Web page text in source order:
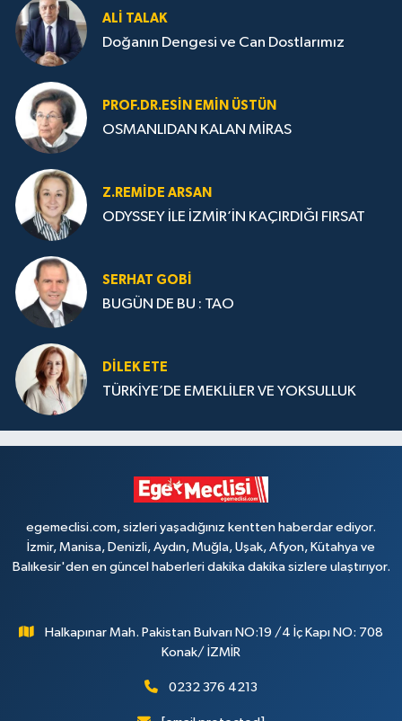
ALI TALAK
Doğanın Dengesi ve Can Dostlarımız
PROF.DR.ESIN EMIN ÜSTÜN
OSMANLIDAN KALAN MİRAS
Z.REMIDE ARSAN
ODYSSEY İLE İZMİR’İN KAÇIRDIĞI FIRSAT
SERHAT GOBİ
BUGÜN DE BU : TAO
DILEK ETE
TÜRKİYE’DE EMEKLİLER VE YOKSULLUK
egemeclisi.com, sizleri yaşadığınız kentten haberdar ediyor.
İzmir, Manisa, Denizli, Aydın, Muğla, Uşak, Afyon, Kütahya ve
Balıkesir'den en güncel haberleri dakika dakika sizlere ulaştırıyor.
Halkapınar Mah. Pakistan Bulvarı NO:19 /4 İç Kapı NO: 708
Konak/ İZMİR
0232 376 4213